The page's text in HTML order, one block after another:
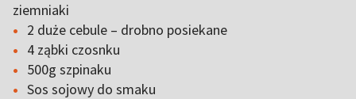
ziemniaki
2 duże cebule – drobno posiekane
4 ząbki czosnku
500g szpinaku
Sos sojowy do smaku